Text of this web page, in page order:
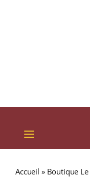
Toggle
Navigation
Accueil » Boutique